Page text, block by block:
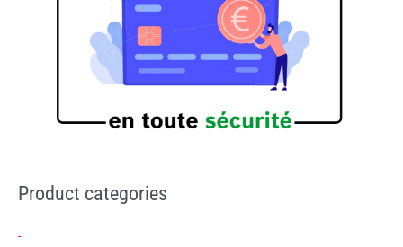
Product categories
-